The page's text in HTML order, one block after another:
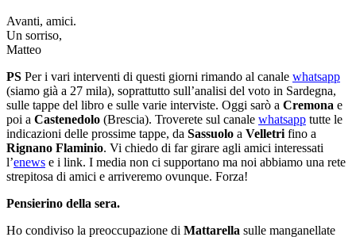
Avanti, amici.
Un sorriso,
Matteo
PS Per i vari interventi di questi giorni rimando al canale whatsapp
(siamo già a 27 mila), soprattutto sull’analisi del voto in Sardegna,
sulle tappe del libro e sulle varie interviste. Oggi sarò a Cremona e
poi a Castenedolo (Brescia). Troverete sul canale whatsapp tutte le
indicazioni delle prossime tappe, da Sassuolo a Velletri fino a
Rignano Flaminio. Vi chiedo di far girare agli amici interessati
l’enews e i link. I media non ci supportano ma noi abbiamo una rete
strepitosa di amici e arriveremo ovunque. Forza!
Pensierino della sera.
Ho condiviso la preoccupazione di Mattarella sulle manganellate